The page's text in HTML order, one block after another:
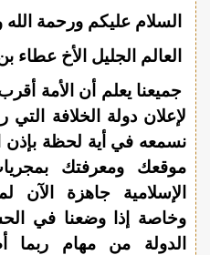
السلام عليكم ورحمة الله
العالم الجليل الأخ عطاء
جميعنا يعلم أن الأمة
لإعلان دولة الخلافة
نسمعه في أية لحظة بإذن
موقعك ومعرفتك
الإسلامية جاهزة الآن
وخاصة إذا وضعنا في
الدولة من مهام